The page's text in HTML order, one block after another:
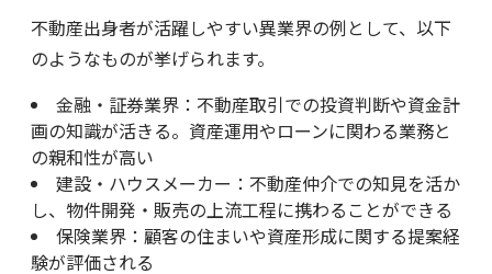
不動産出身者が活躍しやすい異業界の例として、以下
のようなものが挙げられます。
金融・証券業界：不動産取引での投資判断や資金計
画の知識が活きる。資産運用やローンに関わる業務と
の親和性が高い
建設・ハウスメーカー：不動産仲介での知見を活か
し、物件開発・販売の上流工程に携わることができる
保険業界：顧客の住まいや資産形成に関する提案経
験が評価される